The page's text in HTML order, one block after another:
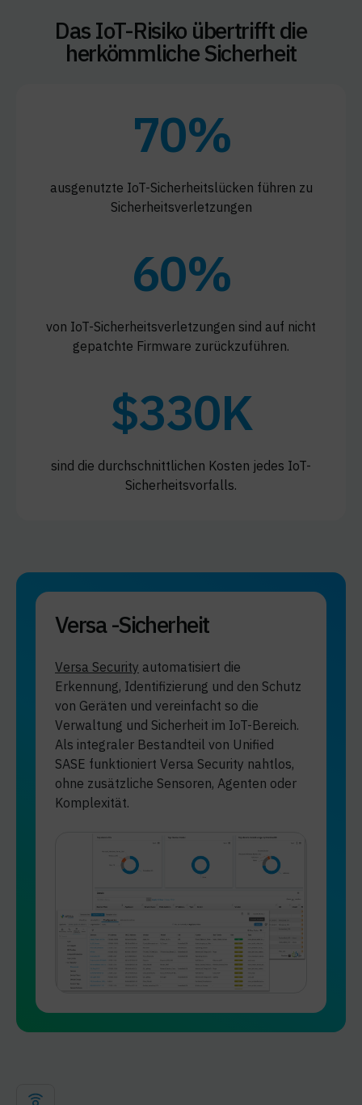
Das IoT-Risiko übertrifft die
herkömmliche Sicherheit
70%
ausgenutzte IoT-Sicherheitslücken führen zu
Sicherheitsverletzungen
60%
von IoT-Sicherheitsverletzungen sind auf nicht
gepatchte Firmware zurückzuführen.
$330K
sind die durchschnittlichen Kosten jedes IoT-
Sicherheitsvorfalls.
Versa -Sicherheit
Versa Security automatisiert die
Erkennung, Identifizierung und den Schutz
von Geräten und vereinfacht so die
Verwaltung und Sicherheit im IoT-Bereich.
Als integraler Bestandteil von Unified
SASE funktioniert Versa Security nahtlos,
ohne zusätzliche Sensoren, Agenten oder
Komplexität.